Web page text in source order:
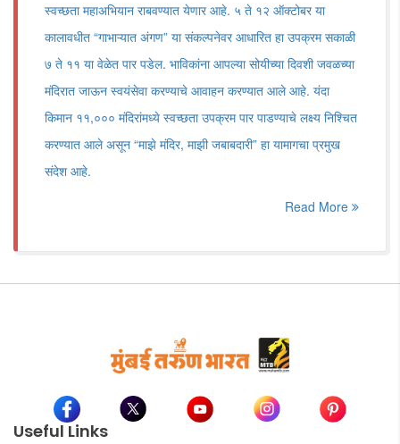
स्वच्छता महाअभियान राबवण्यात येणार आहे. ५ ते १२ ऑक्टोबर या
कालावधीत “गाभाऱ्यात अंगण” या संकल्पनेवर आधारित हा उपक्रम सकाळी
७ ते ११ या वेळेत पार पडेल. भाविकांना आपल्या सोयीच्या दिवशी जवळच्या
मंदिरात जाऊन स्वयंसेवा करण्याचे आवाहन करण्यात आले आहे. यंदा
किमान ११,००० मंदिरांमध्ये स्वच्छता उपक्रम पार पाडण्याचे लक्ष्य निश्चित
करण्यात आले असून “माझे मंदिर, माझी जबाबदारी” हा यामागचा प्रमुख
संदेश आहे.
Read More
Useful Links